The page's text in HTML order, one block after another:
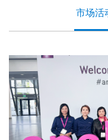
品质铸就技
市场活